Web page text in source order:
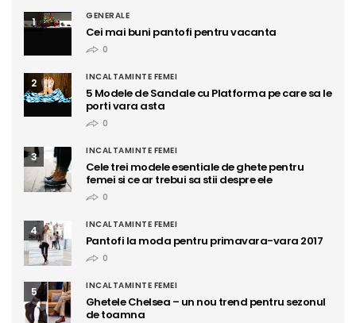
1 GENERALE
Cei mai buni pantofi pentru vacanta
0
2 INCALTAMINTE FEMEI
5 Modele de Sandale cu Platforma pe care sa le
porti vara asta
0
3 INCALTAMINTE FEMEI
Cele trei modele esentiale de ghete pentru
femei si ce ar trebui sa stii despre ele
0
4 INCALTAMINTE FEMEI
Pantofi la moda pentru primavara-vara 2017
0
5 INCALTAMINTE FEMEI
Ghetele Chelsea – un nou trend pentru sezonul
de toamna